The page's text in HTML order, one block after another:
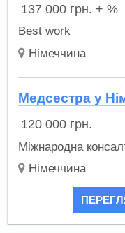
137 000 грн. + %
Best work
Німеччина
Медсестра у
120 000 грн.
Міжнародна
Німеччина